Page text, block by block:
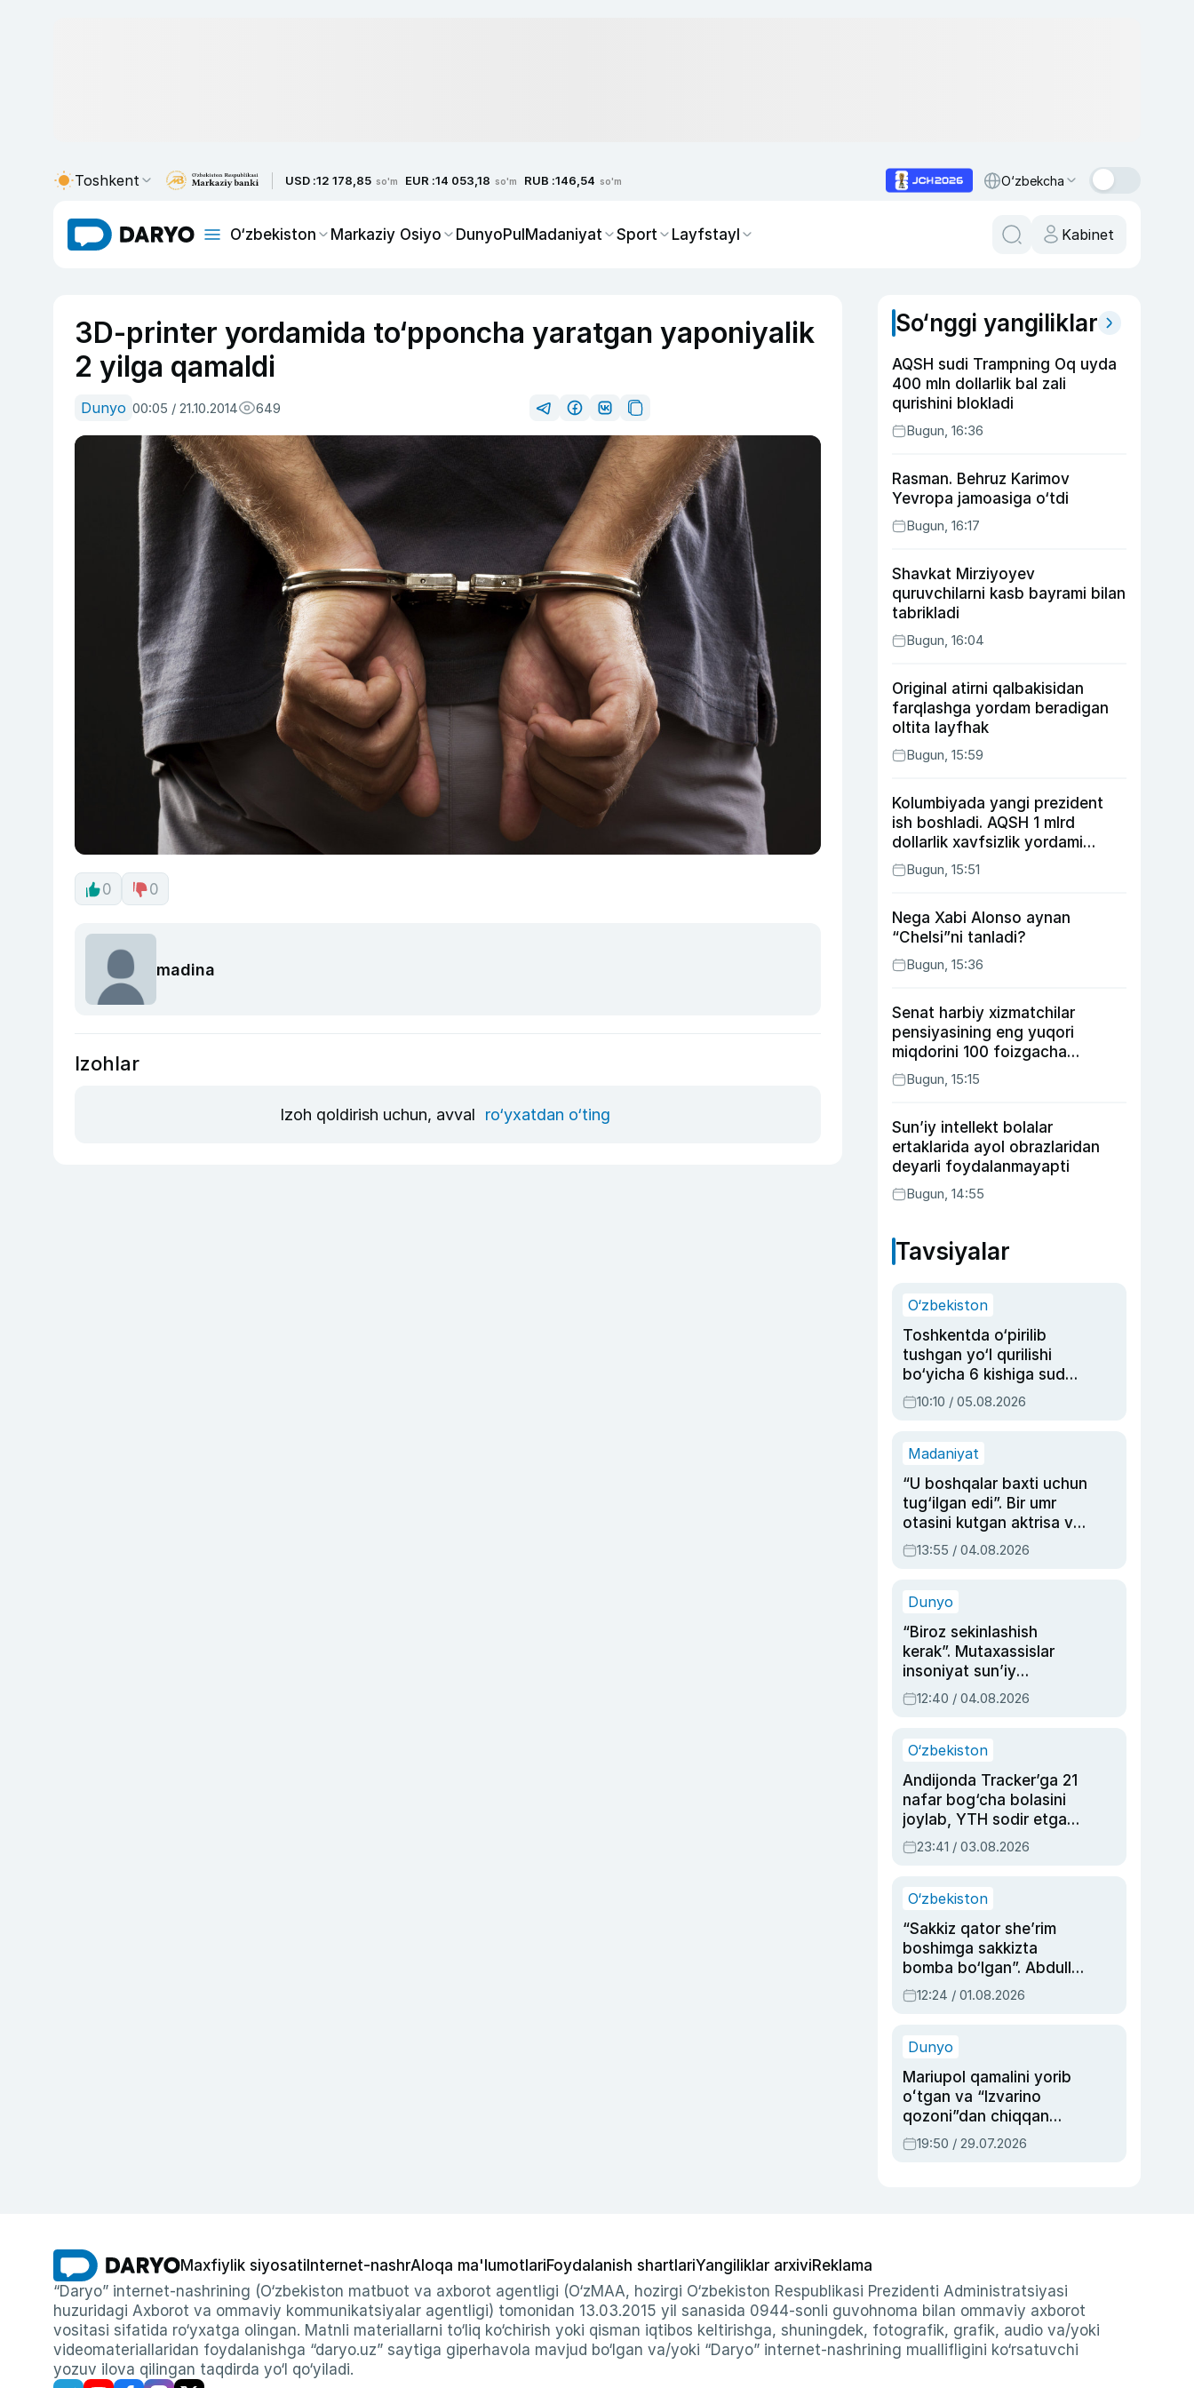
Toshkent USD :12 178,85 so'm EUR :14 053,18 so'm RUB :146,54 so'm O‘zbekcha
O‘zbekiston Markaziy Osiyo DunyoPulMadaniyat Sport Layfstayl Kabinet
3D-printer yordamida to‘pponcha yaratgan yaponiyalik
2 yilga qamaldi
Dunyo 00:05 / 21.10.2014 649
0 0
madina
Izohlar
Izoh qoldirish uchun, avval ro‘yxatdan o‘ting
So‘nggi yangiliklar
AQSH sudi Trampning Oq uyda
400 mln dollarlik bal zali
qurishini blokladi
Bugun, 16:36
Rasman. Behruz Karimov
Yevropa jamoasiga o‘tdi
Bugun, 16:17
Shavkat Mirziyoyev
quruvchilarni kasb bayrami bilan
tabrikladi
Bugun, 16:04
Original atirni qalbakisidan
farqlashga yordam beradigan
oltita layfhak
Bugun, 15:59
Kolumbiyada yangi prezident
ish boshladi. AQSH 1 mlrd
dollarlik xavfsizlik yordami
bermoqchi
Bugun, 15:51
Nega Xabi Alonso aynan
“Chelsi”ni tanladi?
Bugun, 15:36
Senat harbiy xizmatchilar
pensiyasining eng yuqori
miqdorini 100 foizgacha
oshirishni nazarda tutuvchi
qonunni ma’qulladi
Bugun, 15:15
Sun’iy intellekt bolalar
ertaklarida ayol obrazlaridan
deyarli foydalanmayapti
Bugun, 14:55
Tavsiyalar
O‘zbekiston
Toshkentda o‘pirilib
tushgan yo‘l qurilishi
bo‘yicha 6 kishiga sud
hukmi o‘qildi
10:10 / 05.08.2026
Madaniyat
“U boshqalar baxti uchun
tug‘ilgan edi”. Bir umr
otasini kutgan aktrisa va
dublyaj ustasi Rimma
Ahmedovaning
13:55 / 04.08.2026
Dunyo
“Biroz sekinlashish
kerak”. Mutaxassislar
insoniyat sun’iy
intellektni boshqara
olmay qolishidan xavotir
12:40 / 04.08.2026
O‘zbekiston
Andijonda Tracker’ga 21
nafar bog‘cha bolasini
joylab, YTH sodir etgan
ayolga sud hukmi o‘qildi
23:41 / 03.08.2026
O‘zbekiston
“Sakkiz qator she’rim
boshimga sakkizta
bomba bo‘lgan”. Abdulla
Oripovni siyosiy
ayblovlardan asrab
12:24 / 01.08.2026
Dunyo
Mariupol qamalini yorib
oʻtgan va “Izvarino
qozoni”dan chiqqan
qahramon — Ukraina
armiyasi bosh
19:50 / 29.07.2026
Maxfiylik siyosati Internet-nashrAloqa ma'lumotlariFoydalanish shartlariYangiliklar arxiviReklama
“Daryo” internet-nashrining (O‘zbekiston matbuot va axborot agentligi (O‘zMAA, hozirgi O‘zbekiston Respublikasi Prezidenti Administratsiyasi
huzuridagi Axborot va ommaviy kommunikatsiyalar agentligi) tomonidan 13.03.2015 yil sanasida 0944-sonli guvohnoma bilan ommaviy axborot
vositasi sifatida ro‘yxatga olingan. Matnli materiallarni to‘liq ko‘chirish yoki qisman iqtibos keltirishga, shuningdek, fotografik, grafik, audio va/yoki
videomateriallaridan foydalanishga “daryo.uz” saytiga giperhavola mavjud bo‘lgan va/yoki “Daryo” internet-nashrining muallifligini ko‘rsatuvchi
yozuv ilova qilingan taqdirda yo‘l qo‘yiladi.